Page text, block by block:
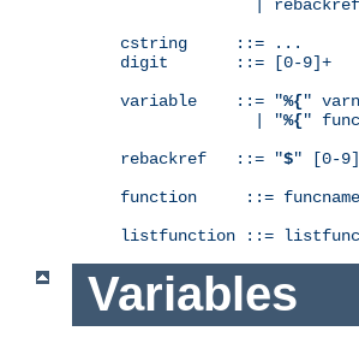
cstring     ::= ...
digit       ::= [0-9]+
variable    ::= "%{"
              | "
%{"
rebackref   ::= "$" [0-9]
function     ::=
listfunction ::=
Variables